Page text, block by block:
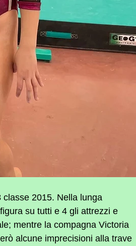
2015. Nella lunga
su tutti e 4 gli attrezzi e
mentre la compagna Victoria
alcune imprecisioni alla trave